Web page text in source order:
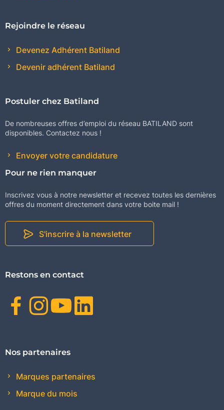
Rejoindre le réseau
Devenez Adhérent Batiland
Devenir adhérent Batiland
Postuler chez Batiland
De nombreuses offres d’emploi du réseau BATILAND sont
disponibles. Contactez nous !
Envoyer votre candidature
Pour ne rien manquer
Inscrivez vous à notre newsletter et recevez toutes les dernières
offres du moment directement dans votre boite mail !
S'inscrire à la newsletter
Restons en contact
Facebook
Instagram
Youtube
Nos partenaires
Marques partenaires
Marque du mois